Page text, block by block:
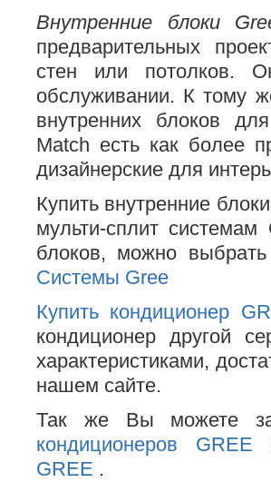
Внутренние блоки
предварительных
стен или потолков.
обслуживании. К тому
внутренних блоков
Match есть как более
дизайнерские для
Купить внутренние
мульти-сплит
блоков, можно
Системы Gree
Купить кондиционер
кондиционер другой
характеристиками,
нашем сайте.
Так же Вы можете
кондиционеров GREE
GREE .